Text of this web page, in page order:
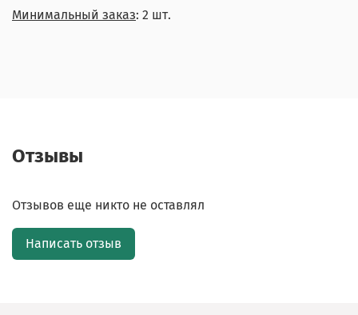
Минимальный заказ: 2 шт.
Отзывы
Отзывов еще никто не оставлял
Написать отзыв